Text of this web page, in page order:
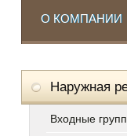
О КОМПАНИИ
Наружная
Входные